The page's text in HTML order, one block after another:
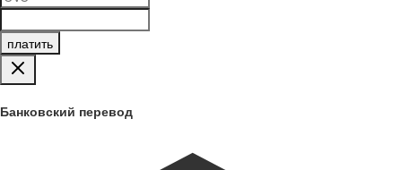
платить
Банковский перевод